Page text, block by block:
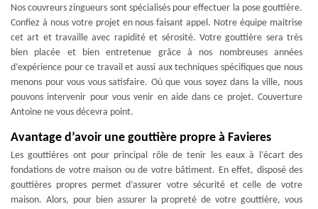
Nos couvreurs zingueurs sont spécialisés pour effectuer la pose gouttière.
Confiez à nous votre projet en nous faisant appel. Notre équipe maitrise
cet art et travaille avec rapidité et sérosité. Votre gouttière sera très
bien placée et bien entretenue grâce à nos nombreuses années
d’expérience pour ce travail et aussi aux techniques spécifiques que nous
menons pour vous vous satisfaire. Où que vous soyez dans la ville, nous
pouvons intervenir pour vous venir en aide dans ce projet. Couverture
Antoine ne vous décevra point.
Avantage d’avoir une gouttière propre à Favieres
Les gouttières ont pour principal rôle de tenir les eaux à l’écart des
fondations de votre maison ou de votre bâtiment. En effet, disposé des
gouttières propres permet d’assurer votre sécurité et celle de votre
maison. Alors, pour bien assurer la propreté de votre gouttière, vous